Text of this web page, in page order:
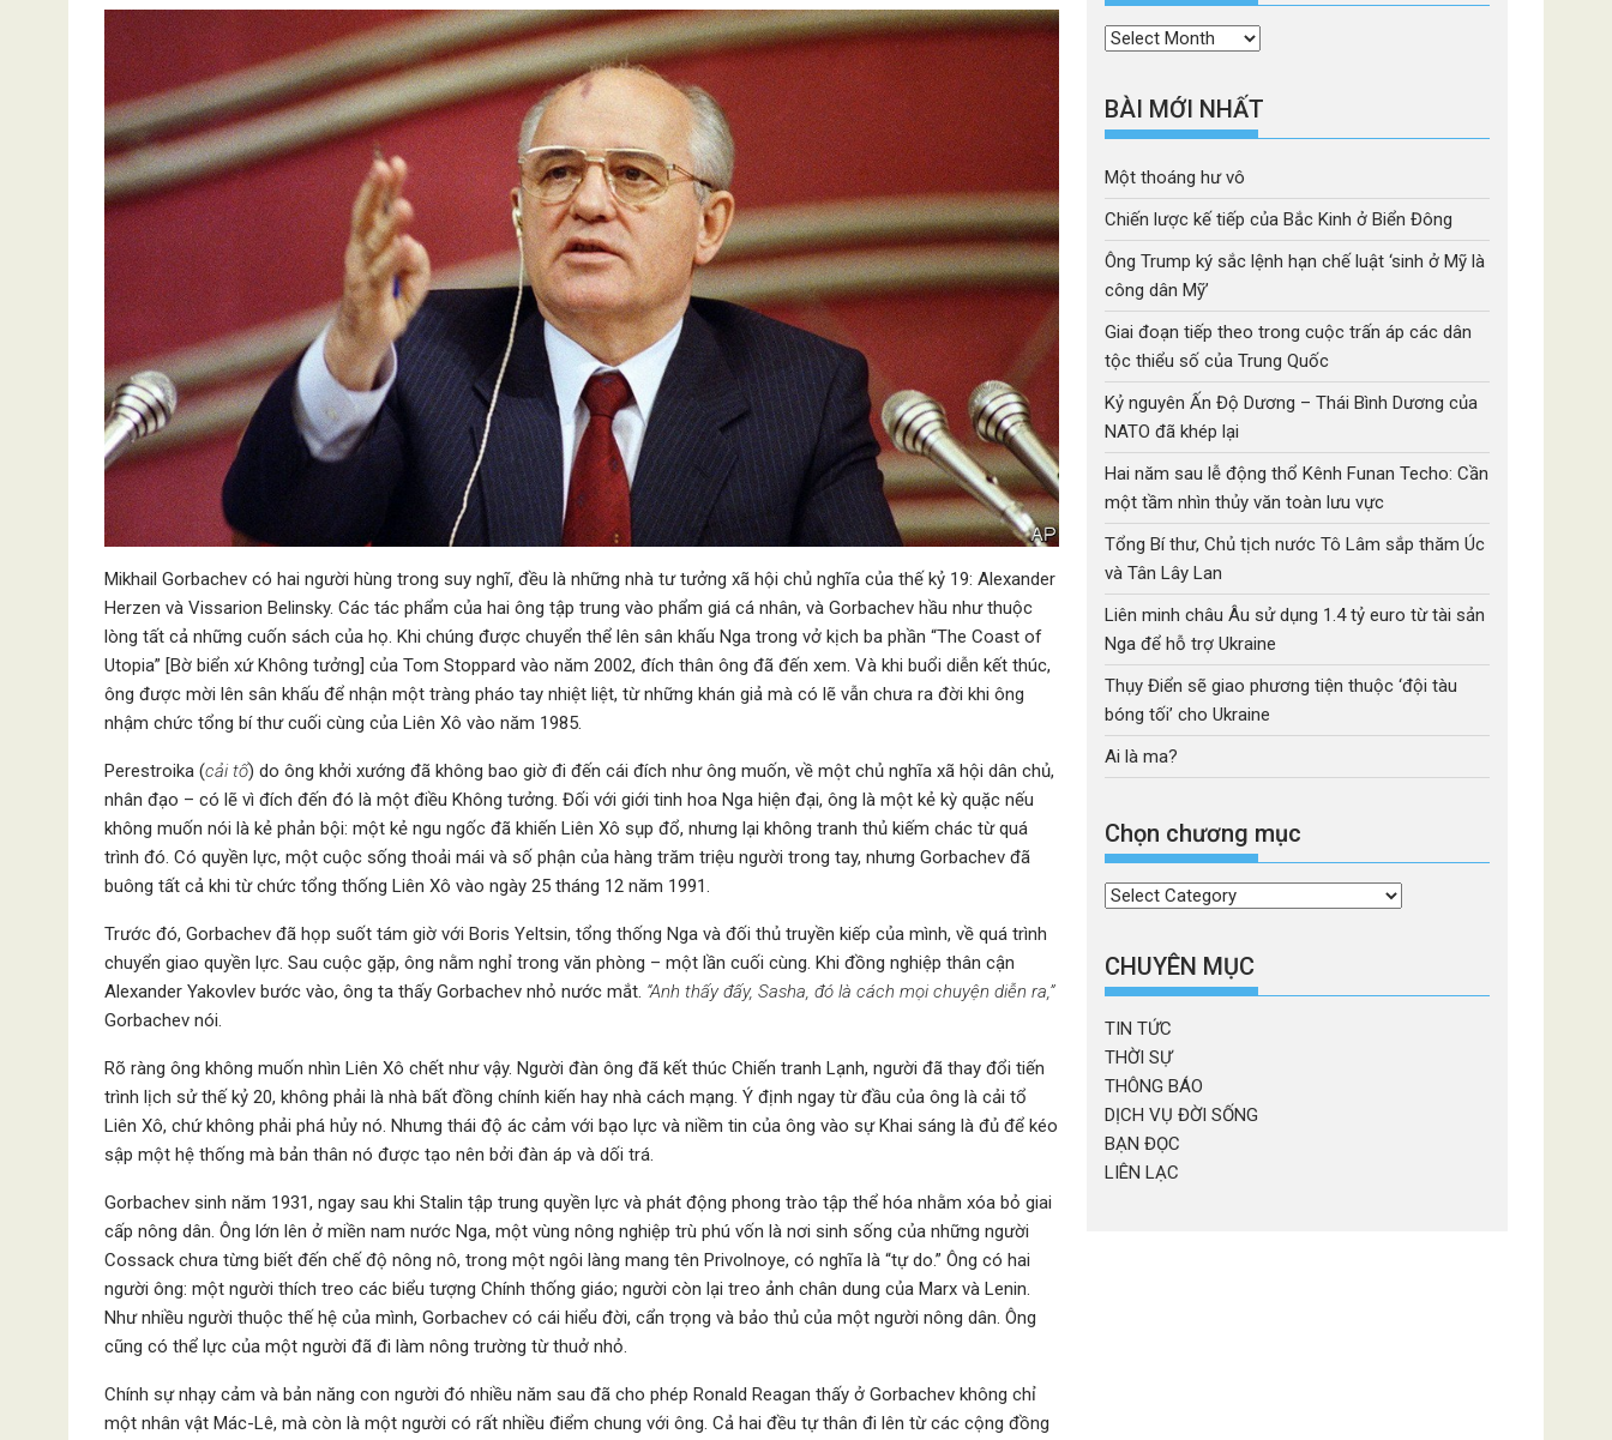
Mikhail Gorbachev có hai người hùng trong suy nghĩ, đều là những nhà tư tưởng xã hội chủ nghĩa của thế kỷ 19: Alexander
Herzen và Vissarion Belinsky. Các tác phẩm của hai ông tập trung vào phẩm giá cá nhân, và Gorbachev hầu như thuộc
lòng tất cả những cuốn sách của họ. Khi chúng được chuyển thể lên sân khấu Nga trong vở kịch ba phần “The Coast of
Utopia” [Bờ biển xứ Không tưởng] của Tom Stoppard vào năm 2002, đích thân ông đã đến xem. Và khi buổi diễn kết thúc,
ông được mời lên sân khấu để nhận một tràng pháo tay nhiệt liệt, từ những khán giả mà có lẽ vẫn chưa ra đời khi ông
nhậm chức tổng bí thư cuối cùng của Liên Xô vào năm 1985.
Perestroika (cải tổ) do ông khởi xướng đã không bao giờ đi đến cái đích như ông muốn, về một chủ nghĩa xã hội dân chủ,
nhân đạo – có lẽ vì đích đến đó là một điều Không tưởng. Đối với giới tinh hoa Nga hiện đại, ông là một kẻ kỳ quặc nếu
không muốn nói là kẻ phản bội: một kẻ ngu ngốc đã khiến Liên Xô sụp đổ, nhưng lại không tranh thủ kiếm chác từ quá
trình đó. Có quyền lực, một cuộc sống thoải mái và số phận của hàng trăm triệu người trong tay, nhưng Gorbachev đã
buông tất cả khi từ chức tổng thống Liên Xô vào ngày 25 tháng 12 năm 1991.
Trước đó, Gorbachev đã họp suốt tám giờ với Boris Yeltsin, tổng thống Nga và đối thủ truyền kiếp của mình, về quá trình
chuyển giao quyền lực. Sau cuộc gặp, ông nằm nghỉ trong văn phòng – một lần cuối cùng. Khi đồng nghiệp thân cận
Alexander Yakovlev bước vào, ông ta thấy Gorbachev nhỏ nước mắt. “Anh thấy đấy, Sasha, đó là cách mọi chuyện diễn ra,”
Gorbachev nói.
Rõ ràng ông không muốn nhìn Liên Xô chết như vậy. Người đàn ông đã kết thúc Chiến tranh Lạnh, người đã thay đổi tiến
trình lịch sử thế kỷ 20, không phải là nhà bất đồng chính kiến ​​hay nhà cách mạng. Ý định ngay từ đầu của ông là cải tổ
Liên Xô, chứ không phải phá hủy nó. Nhưng thái độ ác cảm với bạo lực và niềm tin của ông vào sự Khai sáng là đủ để kéo
sập một hệ thống mà bản thân nó được tạo nên bởi đàn áp và dối trá.
Gorbachev sinh năm 1931, ngay sau khi Stalin tập trung quyền lực và phát động phong trào tập thể hóa nhằm xóa bỏ giai
cấp nông dân. Ông lớn lên ở miền nam nước Nga, một vùng nông nghiệp trù phú vốn là nơi sinh sống của những người
Cossack chưa từng biết đến chế độ nông nô, trong một ngôi làng mang tên Privolnoye, có nghĩa là “tự do.” Ông có hai
người ông: một người thích treo các biểu tượng Chính thống giáo; người còn lại treo ảnh chân dung của Marx và Lenin.
Như nhiều người thuộc thế hệ của mình, Gorbachev có cái hiểu đời, cẩn trọng và bảo thủ của một người nông dân. Ông
cũng có thể lực của một người đã đi làm nông trường từ ​​thuở nhỏ.
Chính sự nhạy cảm và bản năng con người đó nhiều năm sau đã cho phép Ronald Reagan thấy ở Gorbachev không chỉ
một nhân vật Mác-Lê, mà còn là một người có rất nhiều điểm chung với ông. Cả hai đều tự thân đi lên từ các cộng đồng
Thời
BÀI MỚI NHẤT
Một thoáng hư vô
Chiến lược kế tiếp của Bắc Kinh ở Biển Đông
Ông Trump ký sắc lệnh hạn chế luật ‘sinh ở Mỹ là
công dân Mỹ’
Giai đoạn tiếp theo trong cuộc trấn áp các dân
tộc thiểu số của Trung Quốc
Kỷ nguyên Ấn Độ Dương – Thái Bình Dương của
NATO đã khép lại
Hai năm sau lễ động thổ Kênh Funan Techo: Cần
một tầm nhìn thủy văn toàn lưu vực
Tổng Bí thư, Chủ tịch nước Tô Lâm sắp thăm Úc
và Tân Lây Lan
Liên minh châu Âu sử dụng 1.4 tỷ euro từ tài sản
Nga để hỗ trợ Ukraine
Thụy Điển sẽ giao phương tiện thuộc ‘đội tàu
bóng tối’ cho Ukraine
Ai là ma?
Chọn chương mục
Chọn
mục
CHUYÊN MỤC
TIN TỨC
THỜI SỰ
THÔNG BÁO
DỊCH VỤ ĐỜI SỐNG
BẠN ĐỌC
LIÊN LẠC